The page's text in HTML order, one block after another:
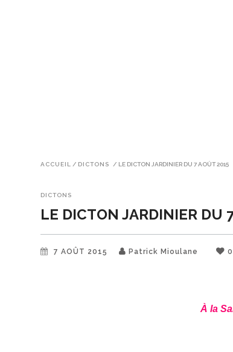
ACCUEIL / DICTONS / LE DICTON JARDINIER DU 7 AOÛT 2015
DICTONS
LE DICTON JARDINIER DU
7 AOÛT 2015 Patrick Mioulane 0
À la